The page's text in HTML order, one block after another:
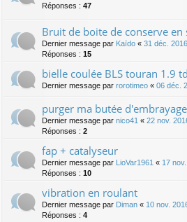
Réponses : 47
Bruit de boite de conserve en
Dernier message par Kaïdo « 31 déc.
Réponses : 15
bielle coulée BLS touran 1.9
Dernier message par rorotimeo « 06 déc.
purger ma butée d'embrayage
Dernier message par nico41 « 22 nov.
Réponses : 2
fap + catalyseur
Dernier message par LioVar1961 « 17
Réponses : 10
vibration en roulant
Dernier message par Diman « 10 nov.
Réponses : 4